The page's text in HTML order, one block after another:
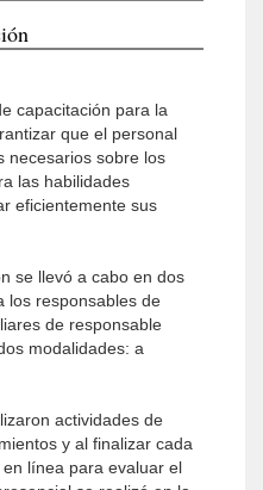
capacitación para la
que el personal
necesarios sobre los
las habilidades
eficientemente sus
se llevó a cabo en dos
los responsables de
de responsable
modalidades: a
actividades de
y al finalizar cada
línea para evaluar el